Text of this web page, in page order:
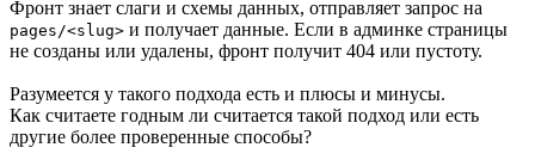
Фронт знает слаги и схемы данных, отправляет запрос на
pages/<slug> и получает данные. Если в админке страницы
не созданы или удалены, фронт получит 404 или пустоту.
Разумеется у такого подхода есть и плюсы и минусы.
Как считаете годным ли считается такой подход или есть
другие более проверенные способы?